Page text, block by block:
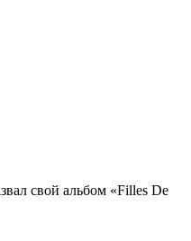
свой альбом «Filles De